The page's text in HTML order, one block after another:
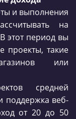
и выполнения
на
этот период вы
проекты, такие
или
средней
поддержка веб-
от 20 до 50